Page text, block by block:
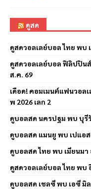
ดูสด
ดูสดวอลเลย์บอล ไทย พบ เ
ดูสดวอลเลย์บอล ฟิลิปปินส์
ส.ค. 69
เดือด! คอมเมนต์แฟนวอล
พ 2026 เลก 2
ดูบอลสด นครปฐม พบ บุรี
ดูบอลสด แมนยู พบ เปแอ
ดูบอลสด ไทย พบ เมียนมา
ดูสดวอลเลย์บอล ไทย พบ อิ
ดูบอลสด เชลซี พบ เอซี มิ